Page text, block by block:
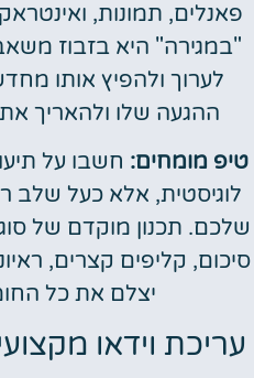
פאנלים, תמונות,
"במגירה" היא בזבוז
לערוך ולהפיץ אותו
ההגעה שלו ולהאריך
טיפ מומחים: חשבו על
לוגיסטית, אלא כעל שלב
שלכם. תכנון מוקדם של
סיכום, קליפים קצרים,
יצלם את כל
עריכת וידאו